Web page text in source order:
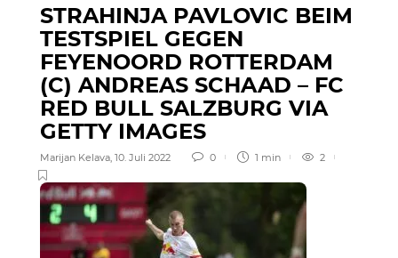
STRAHINJA PAVLOVIC BEIM
TESTSPIEL GEGEN
FEYENOORD ROTTERDAM
(C) ANDREAS SCHAAD – FC
RED BULL SALZBURG VIA
GETTY IMAGES
Marijan Kelava, 10. Juli 2022 0 1 min 2